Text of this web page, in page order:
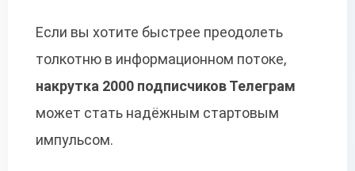
Если вы хотите быстрее преодолеть
толкотню в информационном потоке,
накрутка 2000 подписчиков Телеграм
может стать надёжным стартовым
импульсом.